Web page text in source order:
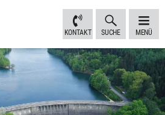
KONTAKT SUCHE MENÜ